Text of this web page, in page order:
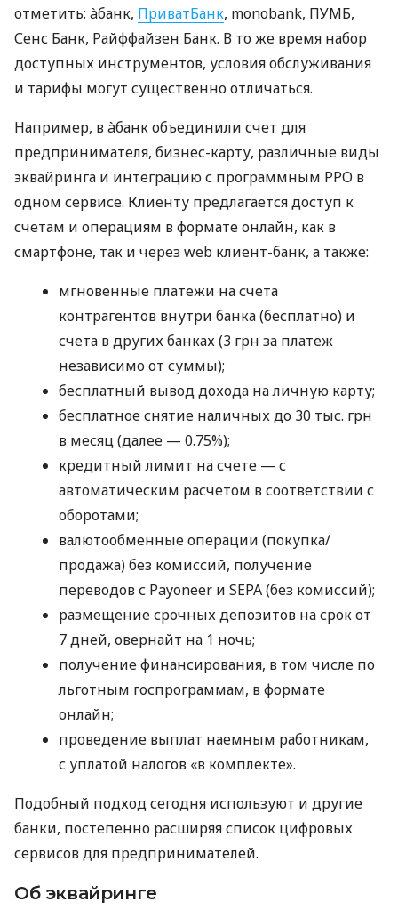
отметить: àбанк, ПриватБанк, monobank, ПУМБ,
Сенс Банк, Райффайзен Банк. В то же время набор
доступных инструментов, условия обслуживания
и тарифы могут существенно отличаться.
Например, в àбанк объединили счет для
предпринимателя, бизнес-карту, различные виды
эквайринга и интеграцию с программным РРО в
одном сервисе. Клиенту предлагается доступ к
счетам и операциям в формате онлайн, как в
смартфоне, так и через web клиент-банк, а также:
мгновенные платежи на счета
контрагентов внутри банка (бесплатно) и
счета в других банках (3 грн за платеж
независимо от суммы);
бесплатный вывод дохода на личную карту;
бесплатное снятие наличных до 30 тыс. грн
в месяц (далее — 0.75%);
кредитный лимит на счете — с
автоматическим расчетом в соответствии с
оборотами;
валютообменные операции (покупка/
продажа) без комиссий, получение
переводов с Payoneer и SEPA (без комиссий);
размещение срочных депозитов на срок от
7 дней, овернайт на 1 ночь;
получение финансирования, в том числе по
льготным госпрограммам, в формате
онлайн;
проведение выплат наемным работникам,
с уплатой налогов «в комплекте».
Подобный подход сегодня используют и другие
банки, постепенно расширяя список цифровых
сервисов для предпринимателей.
Об эквайринге